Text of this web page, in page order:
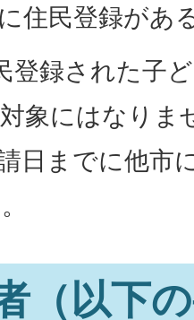
住民登録があ
登録された子
象にはなりま
日までに他市
（以下